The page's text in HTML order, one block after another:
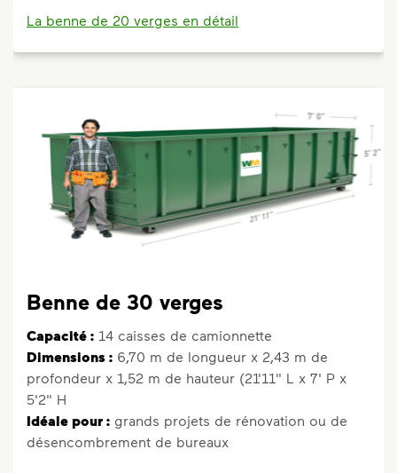
La benne de 20 verges en détail
Benne de 30 verges
Capacité : 14 caisses de camionnette
Dimensions : 6,70 m de longueur x 2,43 m de
profondeur x 1,52 m de hauteur (21'11" L x 7' P x
5'2" H
Idéale pour : grands projets de rénovation ou de
désencombrement de bureaux